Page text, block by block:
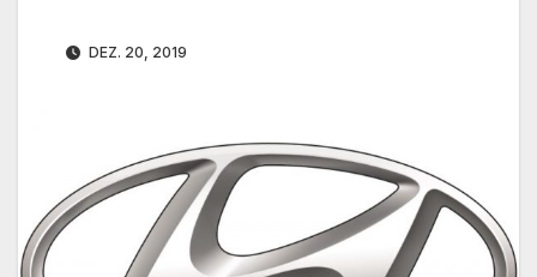
DEZ. 20, 2019